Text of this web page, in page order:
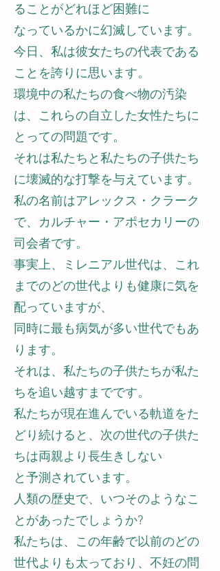
ることがどれほど困難に
なっているかに幻滅しています。
今日、私は彼女たちの代表である
ことを誇りに思います。
環境中の私たちの食べ物の汚染
は、これらの自立した女性たちに
とっての問題です。
それは私たちと私たちの子供たち
に壊滅的な打撃を与えています。
私の名前はアレックス・クラーク
で、カルチャー・アポセカリーの
司会者です。
事実上、ミレニアル世代は、これ
までのどの世代よりも健康に気を
配っていますが、
同時に最も病気が多い世代でもあ
ります。
それは、私たちの子供たちが私た
ちを追い越すまでです。
私たちが現在進んでいる軌道をた
どり続けると、次の世代の子供た
ちは両親より長生きしない
と予測されています。
人類の歴史で、いつそのようなこ
とがあったでしょうか?
私たちは、この年齢で以前のどの
世代よりも太っており、不妊の問